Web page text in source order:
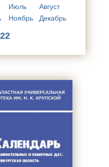
Июль
Август
Ноябрь Декабрь